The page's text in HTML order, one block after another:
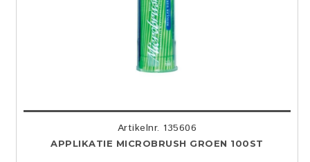
Artikelnr. 135606
APPLIKATIE MICROBRUSH GROEN 100ST